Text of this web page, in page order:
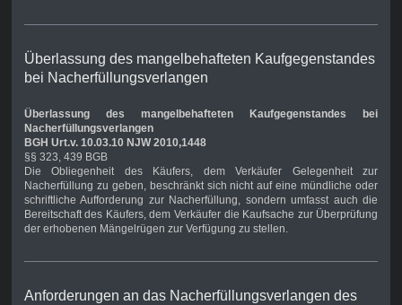
Überlassung des mangelbehafteten Kaufgegenstandes
bei Nacherfüllungsverlangen
Überlassung des mangelbehafteten Kaufgegenstandes bei
Nacherfüllungsverlangen
BGH Urt.v. 10.03.10 NJW 2010,1448
§§ 323, 439 BGB
Die Obliegenheit des Käufers, dem Verkäufer Gelegenheit zur
Nacherfüllung zu geben, beschränkt sich nicht auf eine mündliche oder
schriftliche Aufforderung zur Nacherfüllung, sondern umfasst auch die
Bereitschaft des Käufers, dem Verkäufer die Kaufsache zur Überprüfung
der erhobenen Mängelrügen zur Verfügung zu stellen.
Anforderungen an das Nacherfüllungsverlangen des